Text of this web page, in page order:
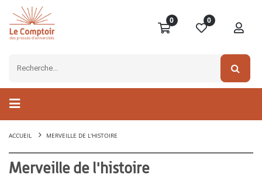
0 0
ACCUEIL MERVEILLE DE L'HISTOIRE
Merveille de l'histoire